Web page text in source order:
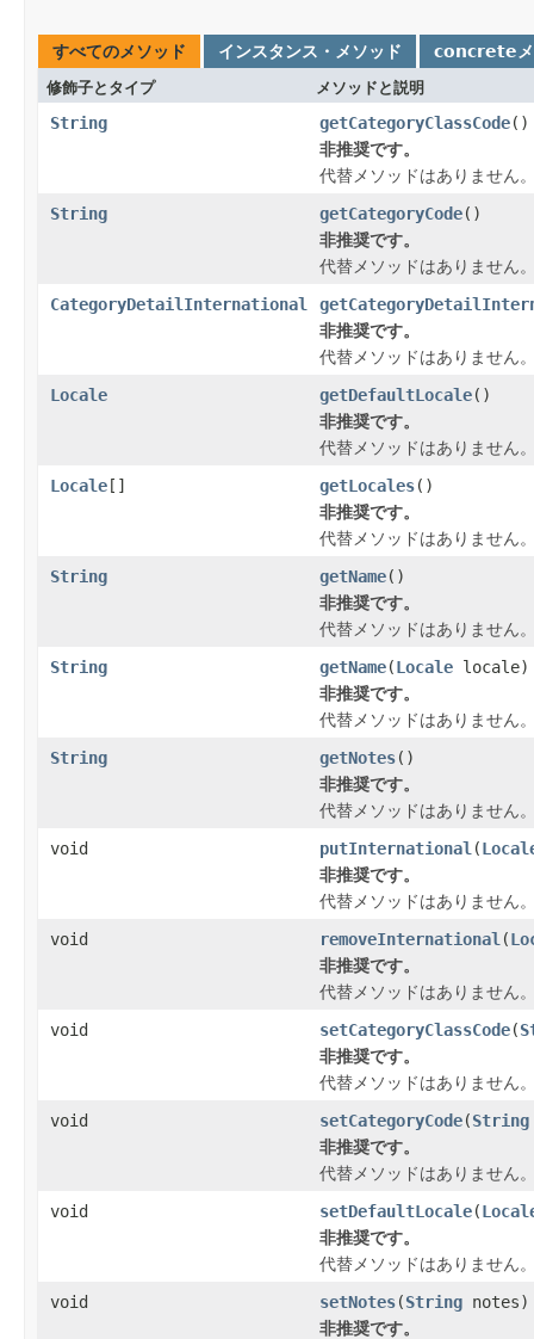
すべてのメソッド インスタンス・メソッド concreteメ
修飾子とタイプ メソッドと説明
String getCategoryClassCode()
非推奨です。
代替メソッドはありません
String
getCategoryCode()
非推奨です。
代替メソッドはありません
CategoryDetailInternational
非推奨です。
代替メソッドはありません
Locale
getDefaultLocale()
非推奨です。
代替メソッドはありません
Locale[] getLocales()
非推奨です。
代替メソッドはありません
String
getName()
非推奨です。
代替メソッドはありません
String
getName(Locale locale)
非推奨です。
代替メソッドはありません
String
getNotes()
非推奨です。
代替メソッドはありません
void
putInternational (
非推奨です。
代替メソッドはありません
void
removeInternational (
非推奨です。
代替メソッドはありません
void
setCategoryClassCode(
非推奨です。
代替メソッドはありません
void
setCategoryCode(String
非推奨です。
代替メソッドはありません
void
setDefaultLocale(
非推奨です。
代替メソッドはありません
void
setNotes(String notes)
非推奨です。